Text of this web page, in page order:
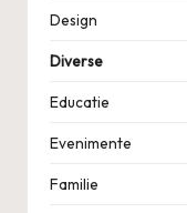
Design
Diverse
Educatie
Evenimente
Familie